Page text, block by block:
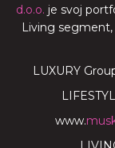
d.o.o. je svoj
Living segment,
LUXURY
www.